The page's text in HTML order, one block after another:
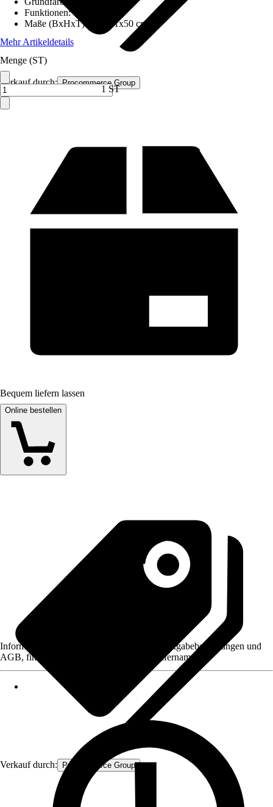
Verkauf durch: Procommerce Group
Funktionen:-
Maße (BxHxT)
109x41x50 cm
Mehr Artikeldetails
Menge (ST)
1 ST
Bequem liefern lassen
Online bestellen
Verkauf durch: Procommerce Group
Informationen des Verkäufers, wie z. B. Rückgabebedingungen und
AGB, finden Sie bei Klick auf den Verkäufernamen.